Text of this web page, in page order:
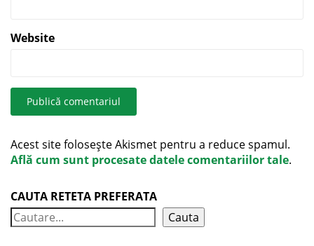
Website
Acest site folosește Akismet pentru a reduce spamul.
Află cum sunt procesate datele comentariilor tale.
CAUTA RETETA PREFERATA
Cauta